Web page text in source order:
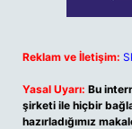
Reklam ve İletişim:
Yasal Uyarı: Bu
şirketi ile hiçbir
hazırladığımız